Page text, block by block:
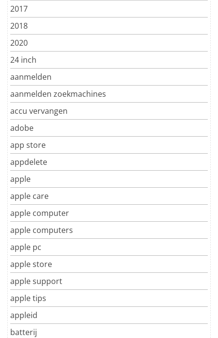
2017
2018
2020
24 inch
aanmelden
aanmelden zoekmachines
accu vervangen
adobe
app store
appdelete
apple
apple care
apple computer
apple computers
apple pc
apple store
apple support
apple tips
appleid
batterij